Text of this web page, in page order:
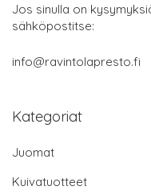
Jos sinulla on
sähköpostitse:
info@ravintolapresto.fi
Kategoriat
Juomat
Kuivatuotteet